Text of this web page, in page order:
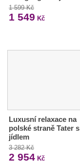
1 599 Kč
1 549 Kč
Luxusní relaxace na
polské straně Tater s
jídlem
3 282 Kč
2 954 Kč